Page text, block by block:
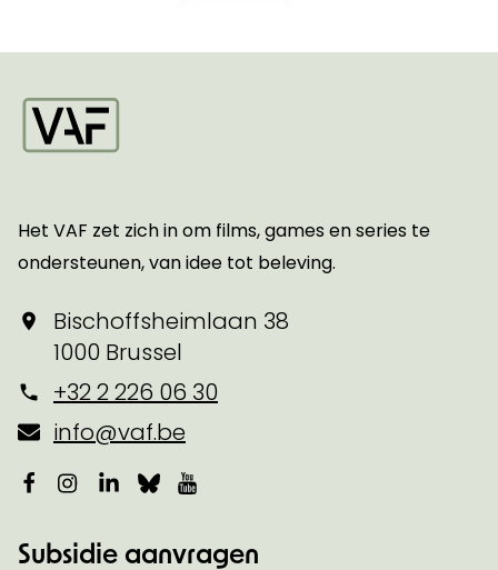
Het VAF zet zich in om films, games en series te
ondersteunen, van idee tot beleving.
Bischoffsheimlaan 38
1000 Brussel
+32 2 226 06 30
info@vaf.be
Facebook
Instagram
LinkedIn
Bluesky
Subsidie aanvragen